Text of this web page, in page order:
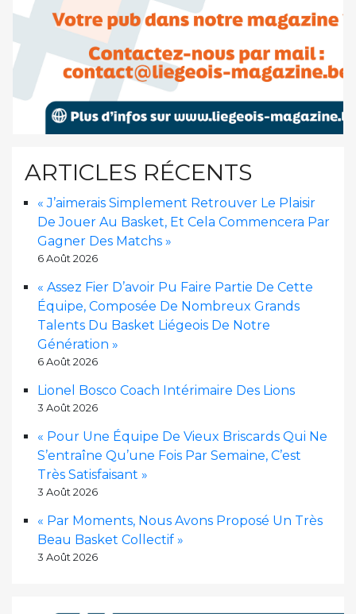
ARTICLES RÉCENTS
« J’aimerais Simplement Retrouver Le Plaisir
De Jouer Au Basket, Et Cela Commencera Par
Gagner Des Matchs »
6 Août 2026
« Assez Fier D’avoir Pu Faire Partie De Cette
Équipe, Composée De Nombreux Grands
Talents Du Basket Liégeois De Notre
Génération »
6 Août 2026
Lionel Bosco Coach Intérimaire Des Lions
3 Août 2026
« Pour Une Équipe De Vieux Briscards Qui Ne
S’entraîne Qu’une Fois Par Semaine, C’est
Très Satisfaisant »
3 Août 2026
« Par Moments, Nous Avons Proposé Un Très
Beau Basket Collectif »
3 Août 2026